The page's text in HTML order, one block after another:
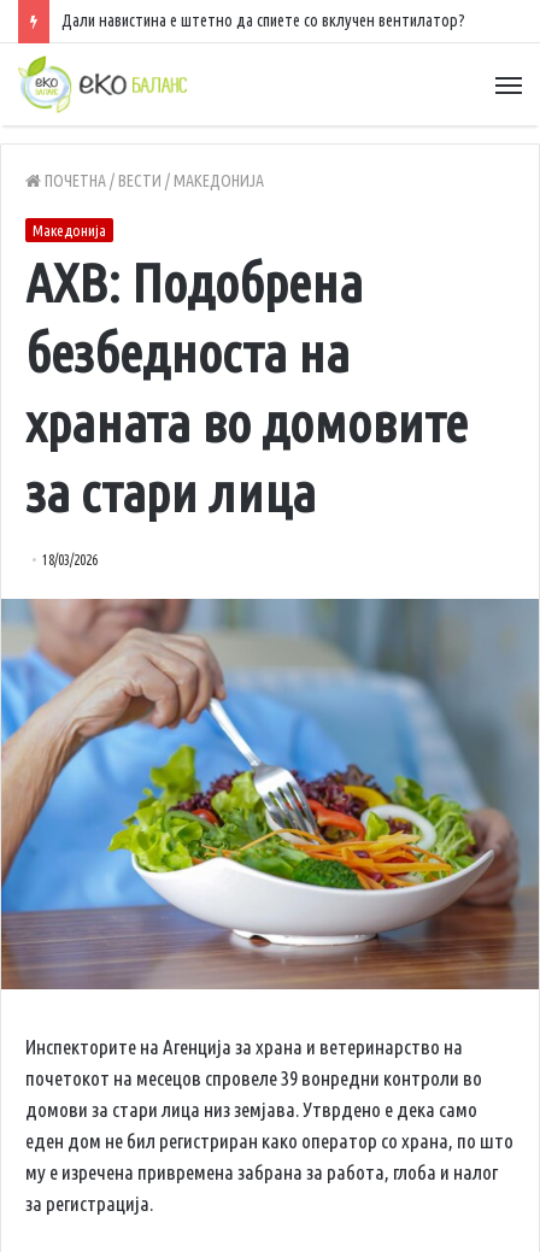
Дали навистина е штетно да спиете со вклучен вентилатор?
ПОЧЕТНА/ ВЕСТИ / МАКЕДОНИЈА
Македонија
АХВ: Подобрена
безбедноста на
храната во домовите
за стари лица
18/03/2026
Инспекторите на Агенција за храна и ветеринарство на
почетокот на месецов спровеле 39 вонредни контроли во
домови за стари лица низ земјава. Утврдено е дека само
еден дом не бил регистриран како оператор со храна, по што
му е изречена привремена забрана за работа, глоба и налог
за регистрација.